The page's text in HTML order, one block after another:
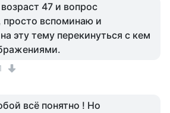
47 и вопрос
просто вспоминаю и
эту тему перекинуться с кем
всё понятно ! Но